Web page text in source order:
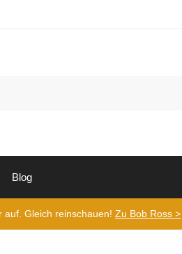
Blog
auf. Gleich reinschauen! Zu Bob Ross >